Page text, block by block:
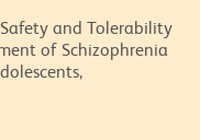
and Tolerability
of Schizophrenia